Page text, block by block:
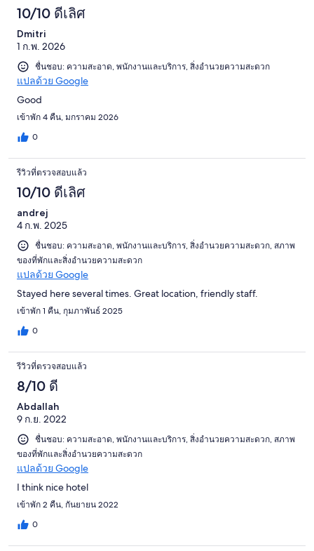
10/10 ดีเลิศ
Dmitri
1 ก.พ. 2026
ชื่นชอบ: ความสะอาด, พนักงานและบริการ, สิ่งอำนวยความสะดวก
แปลด้วย Google
Good
เข้าพัก 4 คืน, มกราคม 2026
0
รีวิวที่ตรวจสอบแล้ว
10/10 ดีเลิศ
andrej
4 ก.พ. 2025
ชื่นชอบ: ความสะอาด, พนักงานและบริการ, สิ่งอำนวยความสะดวก, สภาพ
ของที่พักและสิ่งอำนวยความสะดวก
แปลด้วย Google
Stayed here several times. Great location, friendly staff.
เข้าพัก 1 คืน, กุมภาพันธ์ 2025
0
รีวิวที่ตรวจสอบแล้ว
8/10 ดี
Abdallah
9 ก.ย. 2022
ชื่นชอบ: ความสะอาด, พนักงานและบริการ, สิ่งอำนวยความสะดวก, สภาพ
ของที่พักและสิ่งอำนวยความสะดวก
แปลด้วย Google
I think nice hotel
เข้าพัก 2 คืน, กันยายน 2022
0